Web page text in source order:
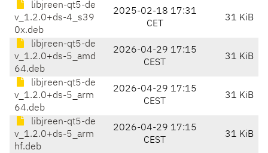
libjreen-qt5-de
v_1.2.0+ds-4_s39
0x.deb
2025-02-18 17:31
CET
31 KiB
libjreen-qt5-de
v_1.2.0+ds-5_amd
64.deb
2026-04-29 17:15
CEST
31 KiB
libjreen-qt5-de
v_1.2.0+ds-5_arm
64.deb
2026-04-29 17:15
CEST
31 KiB
libjreen-qt5-de
v_1.2.0+ds-5_arm
hf.deb
2026-04-29 17:15
CEST
31 KiB